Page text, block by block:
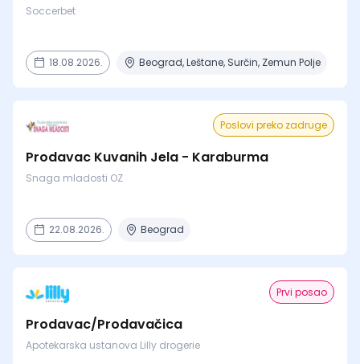
Soccerbet
18.08.2026. Beograd, Leštane, Surčin, Zemun Polje
Poslovi preko zadruge
Prodavac Kuvanih Jela - Karaburma
Snaga mladosti OZ
22.08.2026. Beograd
Prvi posao
Prodavac/Prodavačica
Apotekarska ustanova Lilly drogerie